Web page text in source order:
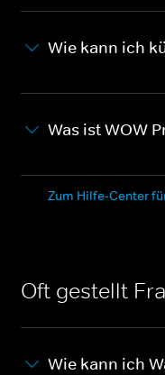
Wie kann ich
Was ist WOW
Zum Hilfe-Center
Oft gestellt
Wie kann ich